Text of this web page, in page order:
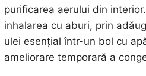
purificarea aerului din
inhalarea cu aburi, prin
ulei esențial într-un bol cu
ameliorare temporară a